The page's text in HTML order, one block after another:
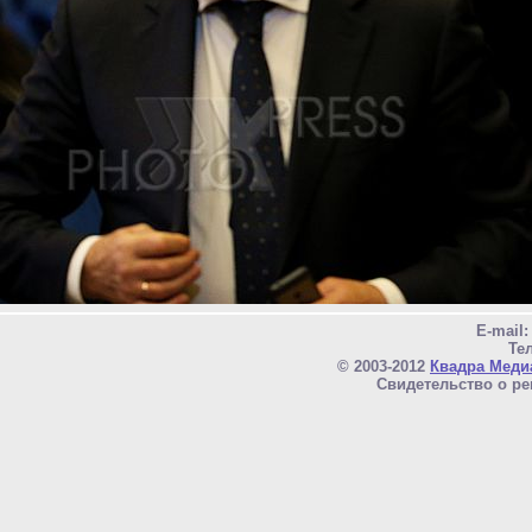
E-mail:
© 2003-2012 Квадра
Свидетельство о